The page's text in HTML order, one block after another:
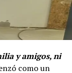
y amigos, ni
como un